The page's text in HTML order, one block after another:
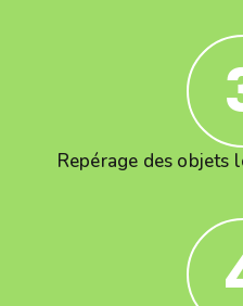
Repérage des objets